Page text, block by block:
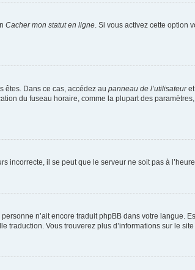
Cacher mon statut en ligne . Si vous activez cette option
êtes. Dans ce cas, accédez au panneau de l’utilisateuret
du fuseau horaire, comme la plupart des
incorrecte, il se peut que le serveur ne soit pas à
n’ait encore traduit phpBB dans votre langue.
traduction. Vous trouverez plus d’informations sur le